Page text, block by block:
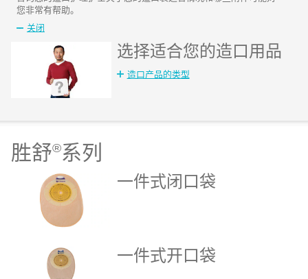
您非常有帮助。
关闭
选择适合您的造口用品
造口产品的类型
胜舒®系列
一件式闭口袋
一件式开口袋